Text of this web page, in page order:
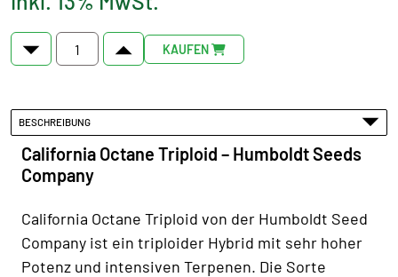
KAUFEN
BESCHREIBUNG
California Octane Triploid – Humboldt Seeds
Company
California Octane Triploid von der Humboldt Seed
Company ist ein triploider Hybrid mit sehr hoher
Potenz und intensiven Terpenen. Die Sorte